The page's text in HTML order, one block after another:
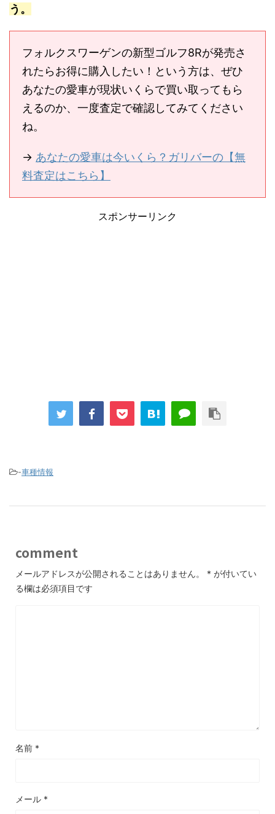
う。
フォルクスワーゲンの新型ゴルフ8Rが発売さ
れたらお得に購入したい！という方は、ぜひ
あなたの愛車が現状いくらで買い取ってもら
えるのか、一度査定で確認してみてください
ね。
→ あなたの愛車は今いくら？ガリバーの【無
料査定はこちら】
スポンサーリンク
-車種情報
comment
メールアドレスが公開されることはありません。 * が付いてい
る欄は必須項目です
名前 *
メール *